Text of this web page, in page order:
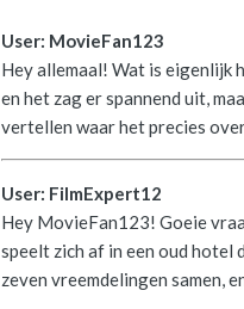
User: MovieFan123
Hey allemaal! Wat is eigenlijk
en het zag er spannend uit,
vertellen waar het precies
User: FilmExpert12
Hey MovieFan123! Goeie
speelt zich af in een oud hotel
zeven vreemdelingen samen,